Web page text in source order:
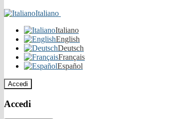
Italiano
Italiano
English
Deutsch
Français
Español
Accedi
Accedi